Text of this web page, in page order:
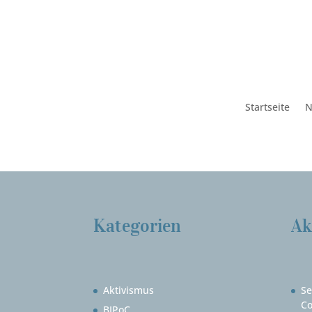
Startseite
Kategorien
Aktivismus